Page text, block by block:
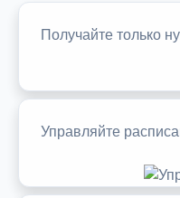
Получайте только
Управляйте